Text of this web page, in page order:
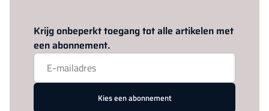
Krijg onbeperkt toegang tot alle artikelen met
een abonnement.
Kies een abonnement